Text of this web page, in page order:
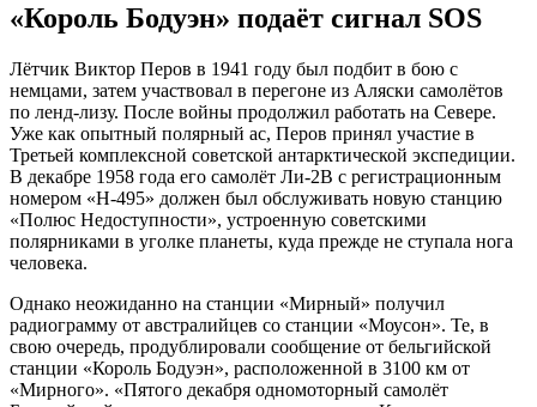
«Король Бодуэн» подаёт сигнал SOS
Лётчик Виктор Перов в 1941 году был подбит в бою с
немцами, затем участвовал в перегоне из Аляски самолётов
по ленд-лизу. После войны продолжил работать на Севере.
Уже как опытный полярный ас, Перов принял участие в
Третьей комплексной советской антарктической экспедиции.
В декабре 1958 года его самолёт Ли-2В с регистрационным
номером «Н-495» должен был обслуживать новую станцию
«Полюс Недоступности», устроенную советскими
полярниками в уголке планеты, куда прежде не ступала нога
человека.
Однако неожиданно на станции «Мирный» получил
радиограмму от австралийцев со станции «Моусон». Те, в
свою очередь, продублировали сообщение от бельгийской
станции «Король Бодуэн», расположенной в 3100 км от
«Мирного». «Пятого декабря одномоторный самолёт